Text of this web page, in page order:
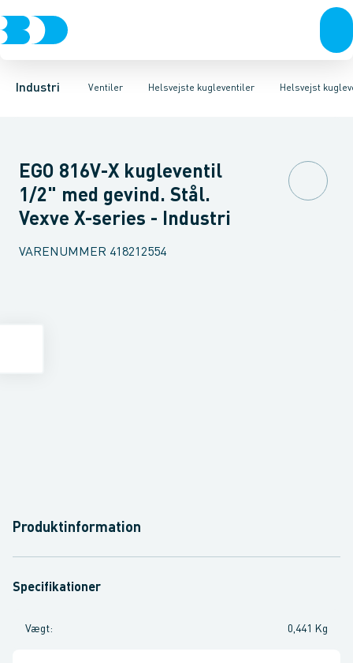
Industri Ventiler
VentilerRustfrit stål Sort stålGalvaniseret stål PlastIndustri
Helsvejste kugleventiler
3-Delte kugleventiler 2-Delte kugleventiler3-VejsHelsvejst
Helsvejst kugleventiler type Vexve XHelsvejst kugleventiler
EGO 816V-X kugleventil
1/2" med gevind. Stål.
Vexve X-series - Industri
VARENUMMER 418212554
Produktinformation
Specifikationer
Vægt: 0,441 Kg